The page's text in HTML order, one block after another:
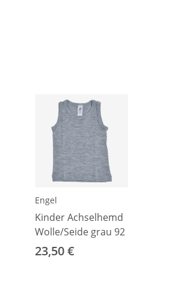
Engel
Kinder Achselhemd
Wolle/Seide grau 92
23,50 €